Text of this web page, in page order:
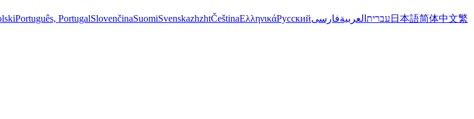
Português, PortugalSlovenčinaSuomiSvenskazhzhtČeštinaΕλληνικάРусский עברית العربيةفارسی 日本語简体中文繁